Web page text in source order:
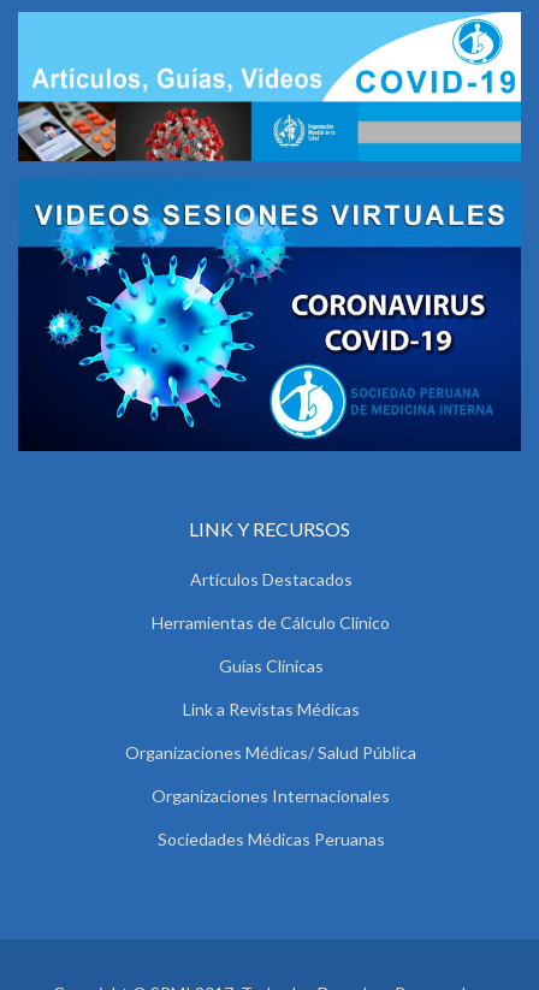
LINK Y RECURSOS
Artículos Destacados
Herramientas de Cálculo Clínico
Guías Clínicas
Link a Revistas Médicas
Organizaciones Médicas/ Salud Pública
Organizaciones Internacionales
Sociedades Médicas Peruanas